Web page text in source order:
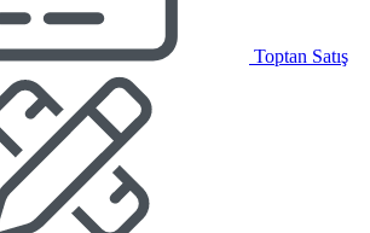
Toptan Satış